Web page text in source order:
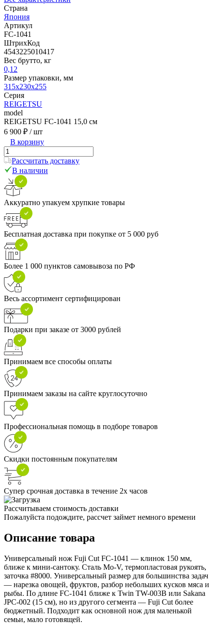
Страна
Япония
Артикул
FC-1041
ШтрихКод
4543225010417
Вес брутто, кг
0,12
Размер упаковки, мм
315x230x255
Серия
REIGETSU
model
REIGETSU FC-1041 15,0 см
6 900 ₽ / шт
В корзину
Рассчитать доставку
В наличии
Аккуратно упакуем хрупкие товары
Бесплатная доставка при покупке от 5 000 руб
Более 1 000 пунктов самовывоза по РФ
Весь ассортимент сертифицирован
Подарки при заказе от 3000 рублей
Принимаем все способы оплаты
Принимаем заказы на сайте круглосуточно
Профессиональная помощь в подборе товаров
Скидки постоянным покупателям
Супер срочная доставка в течение 2х часов
Рассчитываем стоимость доставки
Пожалуйста подождите, рассчет займет немного времени
Описание товара
Универсальный нож Fuji Cut FC-1041 — клинок 150 мм,
ближе к мини-сантоку. Сталь Mo-V, термопластовая рукоять,
заточка #8000. Универсальный размер для большинства задач
— нарезка овощей, фруктов, разбор небольших кусков мяса и
рыбы. По длине FC-1041 ближе к Twin TW-003B или Sakana
JPC-002 (15 см), но из другого сегмента — Fuji Cut более
бюджетный. Подходит как основной нож для маленькой
семьи, мало готовящей.